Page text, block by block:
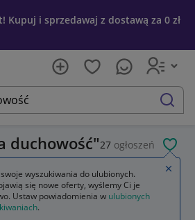
Kupuj i sprzedawaj z dostawą za 0 zł
szukaj
duchowość 27 ogłoszeń
wyszukiwania do ulubionych.
się nowe oferty, wyślemy Ci je
Ustaw powiadomienia w ulubionych
.